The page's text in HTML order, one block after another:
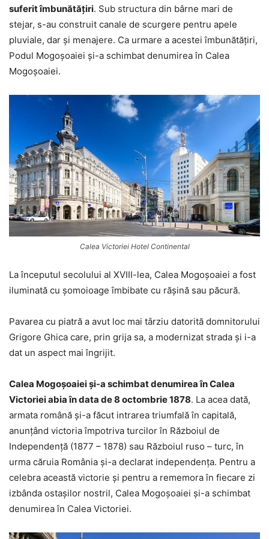
suferit îmbunătăţiri. Sub structura din bârne mari de
stejar, s-au construit canale de scurgere pentru apele
pluviale, dar şi menajere. Ca urmare a acestei îmbunătăţiri,
Podul Mogoșoaiei şi-a schimbat denumirea în Calea
Mogoșoaiei.
Calea Victoriei Hotel Continental
La începutul secolului al XVIII-lea, Calea Mogoșoaiei a fost
iluminată cu şomoioage îmbibate cu răşină sau păcură.
Pavarea cu piatră a avut loc mai târziu datorită domnitorului
Grigore Ghica care, prin grija sa, a modernizat strada şi i-a
dat un aspect mai îngrijit.
Calea Mogoșoaiei şi-a schimbat denumirea în Calea
Victoriei abia în data de 8 octombrie 1878. La acea dată,
armata română şi-a făcut intrarea triumfală în capitală,
anunţând victoria împotriva turcilor în Războiul de
Independenţă (1877 – 1878) sau Războiul ruso – turc, în
urma căruia România şi-a declarat independența. Pentru a
celebra această victorie şi pentru a rememora în fiecare zi
izbânda ostaşilor nostril, Calea Mogoșoaiei şi-a schimbat
denumirea în Calea Victoriei.